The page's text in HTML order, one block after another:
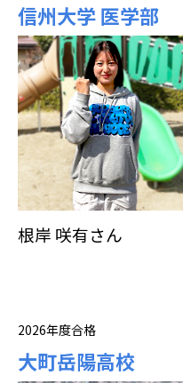
信州大学 医学部
根岸 咲有さん
2026年度合格
大町岳陽高校